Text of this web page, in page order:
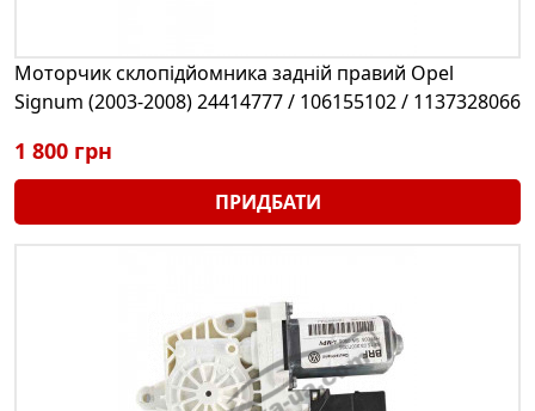
Моторчик склопідйомника задній правий Opel
Signum (2003-2008) 24414777 / 106155102 / 1137328066
1 800 грн
ПРИДБАТИ